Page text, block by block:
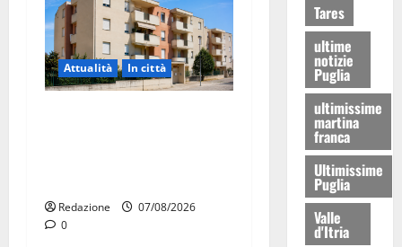
Attualità In città
Redazione
07/08/2026
0
Tares
ultime
notizie
Puglia
ultimissime
martina
franca
Ultimissime
Puglia
Valle
d'Itria